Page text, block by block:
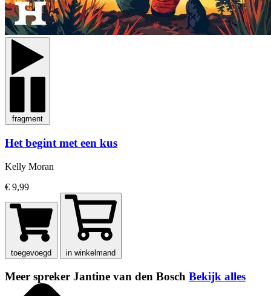
fragment
Het begint met een kus
Kelly Moran
€ 9,99
toegevoegd in winkelmand
Meer spreker Jantine van den Bosch Bekijk alles